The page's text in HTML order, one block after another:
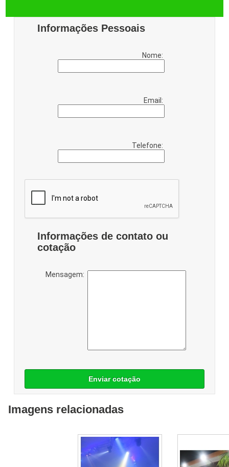
Informações Pessoais
Nome:
Email:
Telefone:
Informações de contato ou
cotação
Mensagem:
Enviar cotação
Imagens relacionadas